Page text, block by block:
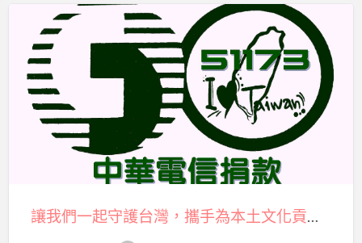
讓我們一起守護台灣，攜手為本土文化貢獻一份心力！